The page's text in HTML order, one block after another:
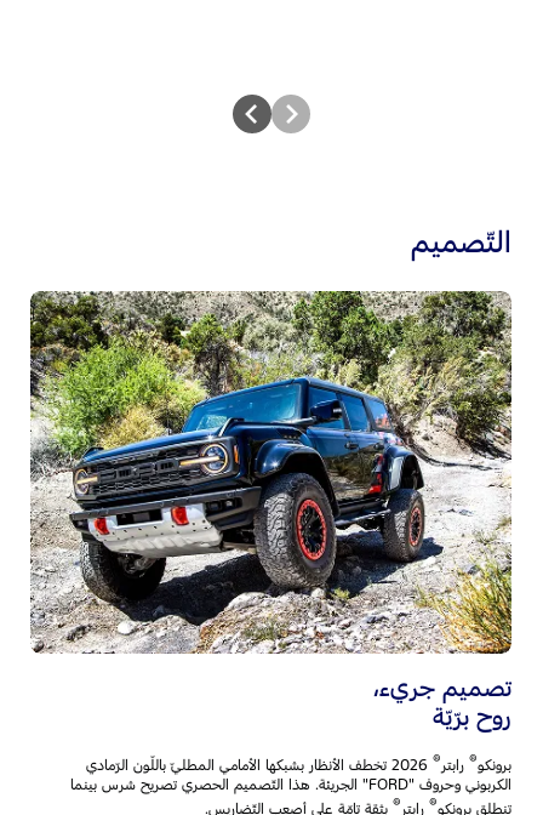
التّصميم
تصميم جريء،‎
روح برّيّة
برونكو®رابتر ®
2026 تخطف الأنظار بشبكها الأمامي المطليّ باللّون الرّمادي
الكربوني وحروف "FORD" الجريئة. هذا التّصميم الحصري تصريح شرس بينما
تنطلق برونكو®رابتر ®بثقة تامّة على أصعب التّضاريس.